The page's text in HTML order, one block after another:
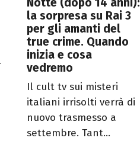
la sorpresa su Rai 3
per gli amanti del
true crime. Quando
inizia e cosa
vedremo
Il cult tv sui misteri
italiani irrisolti verrà di
nuovo trasmesso a
settembre. Tant...